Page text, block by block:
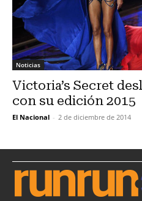
Noticias
Victoria’s Secret
con su edición 2015
El Nacional - 2 de diciembre de 2014